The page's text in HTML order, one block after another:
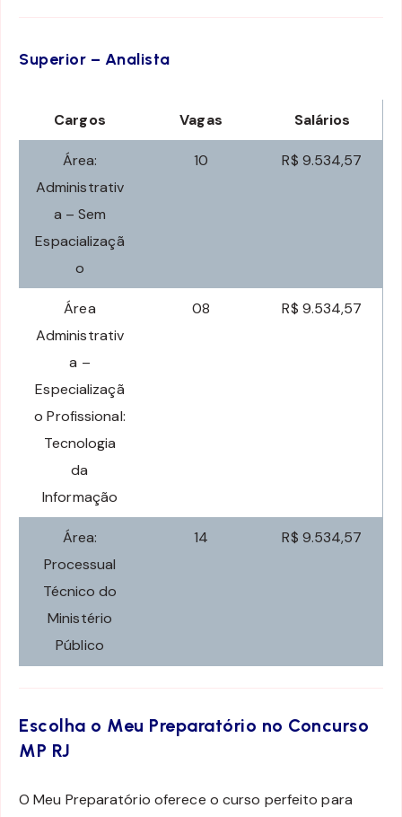
Superior – Analista
Cargos Vagas Salários
Área:
Administrativ
a – Sem
Espacializaçã
o
10 R$ 9.534,57
Área
Administrativ
a –
Especializaçã
o Profissional:
Tecnologia
da
Informação
08 R$ 9.534,57
Área:
Processual
Técnico do
Ministério
Público
14 R$ 9.534,57
Escolha o Meu Preparatório no Concurso
MP RJ
O Meu Preparatório oferece o curso perfeito para